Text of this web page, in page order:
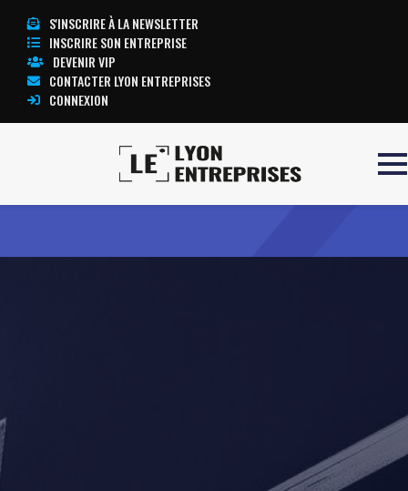
S'INSCRIRE À LA NEWSLETTER
INSCRIRE SON ENTREPRISE
DEVENIR VIP
CONTACTER LYON ENTREPRISES
CONNEXION